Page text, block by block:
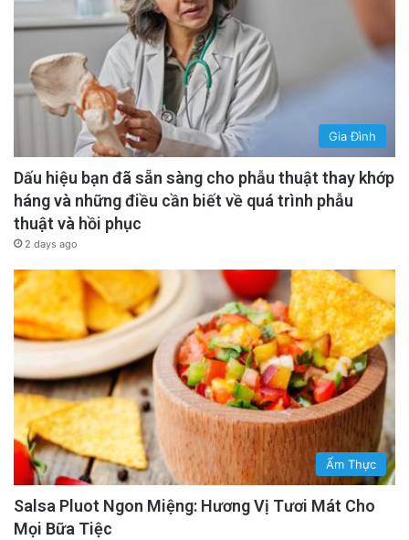
Gia Đình
Dấu hiệu bạn đã sẵn sàng cho phẫu thuật thay khớp
háng và những điều cần biết về quá trình phẫu
thuật và hồi phục
2 days ago
Ẩm Thực
Salsa Pluot Ngon Miệng: Hương Vị Tươi Mát Cho
Mọi Bữa Tiệc